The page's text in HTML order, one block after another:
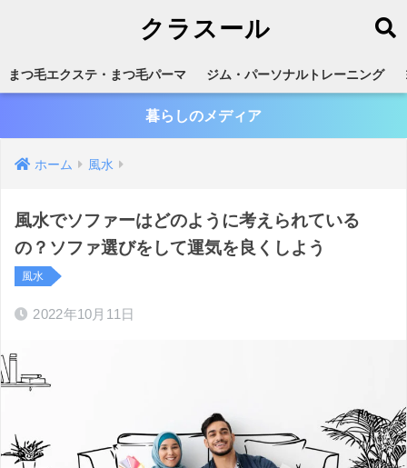
クラスール
まつ毛エクステ・まつ毛パーマ ジム・パーソナルトレーニング
暮らしのメディア
ホーム 風水
風水でソファーはどのように考えられている
の？ソファ選びをして運気を良くしよう
風水
2022年10月11日